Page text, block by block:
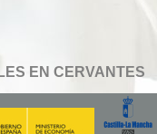
EN CERVANTES